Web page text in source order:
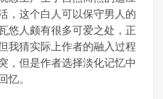
，这个白人可以保守男人的
悠人颇有很多可爱之处，正
我猜实际上作者的融入过程
，但是作者选择淡化记忆中
忆。